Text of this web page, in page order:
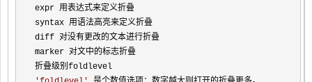
expr 用表达式来定义折叠
syntax 用语法高亮来定义折叠
diff 对没有更改的文本进行折叠
marker 对文中的标志折叠